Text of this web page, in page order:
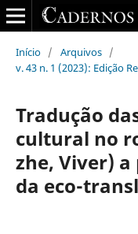
Início / Arquivos /
v. 43 n. 1 (2023): Edição
Tradução
cultural no
zhe, Viver)
da eco-